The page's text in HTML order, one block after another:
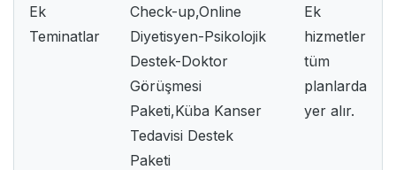
Ek
Teminatlar
Check-up,Online
Diyetisyen-Psikolojik
Destek-Doktor
Görüşmesi
Paketi,Küba Kanser
Tedavisi Destek
Paketi
Ek
hizmetler
tüm
planlarda
yer alır.